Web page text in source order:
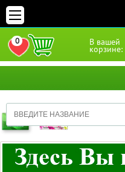
В вашей
корзине:
0
ПЕРЕЙТИ В ИЗБРАННОЕ